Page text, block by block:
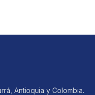
Antioquia y Colombia.